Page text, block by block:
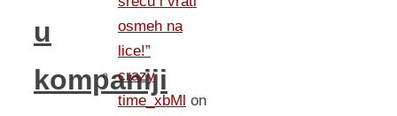
u
kompaniji
osmeh na
lice!”
crazy
time_xbMl on